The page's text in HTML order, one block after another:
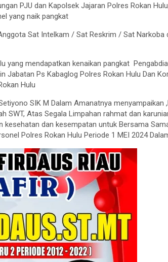
PJU dan Kapolsek Jajaran Polres Rokan
yang naik pangkat
Sat Intelkam / Sat Reskrim / Sat Narkoba
yang mendapatkan kenaikan pangkat
Jabatan Ps Kabaglog Polres Rokan Hulu Dan
Hulu
SIK M Dalam Amanatnya menyampaikan
SWT, Atas Segala Limpahan rahmat dan
kesehatan dan kesempatan untuk Bersama
Polres Rokan Hulu Periode 1 MEI 2024